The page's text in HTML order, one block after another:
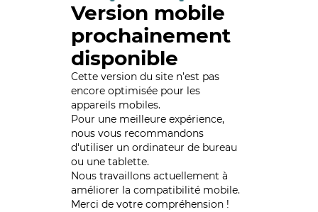
Version mobile
prochainement
disponible
Cette version du site n’est pas
encore optimisée pour les
appareils mobiles.
Pour une meilleure expérience,
nous vous recommandons
d'utiliser un ordinateur de bureau
ou une tablette.
Nous travaillons actuellement à
améliorer la compatibilité mobile.
Merci de votre compréhension !